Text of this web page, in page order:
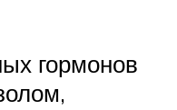
гормонов